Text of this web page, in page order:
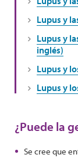
Lupus y
Lupus y
inglés)
Lupus y
Lupus y
¿Puede la
Se cree que